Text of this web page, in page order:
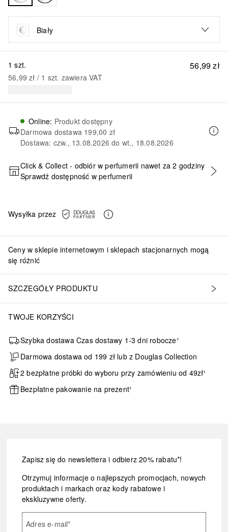
Biały
56,99 zł
1 szt.
56,99 zł / 1 szt. zawiera VAT
Online: Produkt dostępny
Darmowa dostawa 199,00 zł
Dostawa: czw., 13.08.2026 do wt., 18.08.2026
DODAJ DO KOSZYKA
Click & Collect - odbiór w perfumerii nawet za 2 godziny
Sprawdź dostępność w perfumerii
Wysyłka przez
Ceny w sklepie internetowym i sklepach stacjonarnych mogą
się różnić
SZCZEGÓŁY PRODUKTU
TWOJE KORZYŚCI
Szybka dostawa Czas dostawy 1-3 dni robocze¹
Darmowa dostawa od 199 zł lub z Douglas Collection
2 bezpłatne próbki do wyboru przy zamówieniu od 49zł¹
Bezpłatne pakowanie na prezent¹
Zapisz się do newslettera i odbierz 20% rabatu*!
Otrzymuj informacje o najlepszych promocjach, nowych
produktach i markach oraz kody rabatowe i
ekskluzywne oferty.
Adres e-mail*